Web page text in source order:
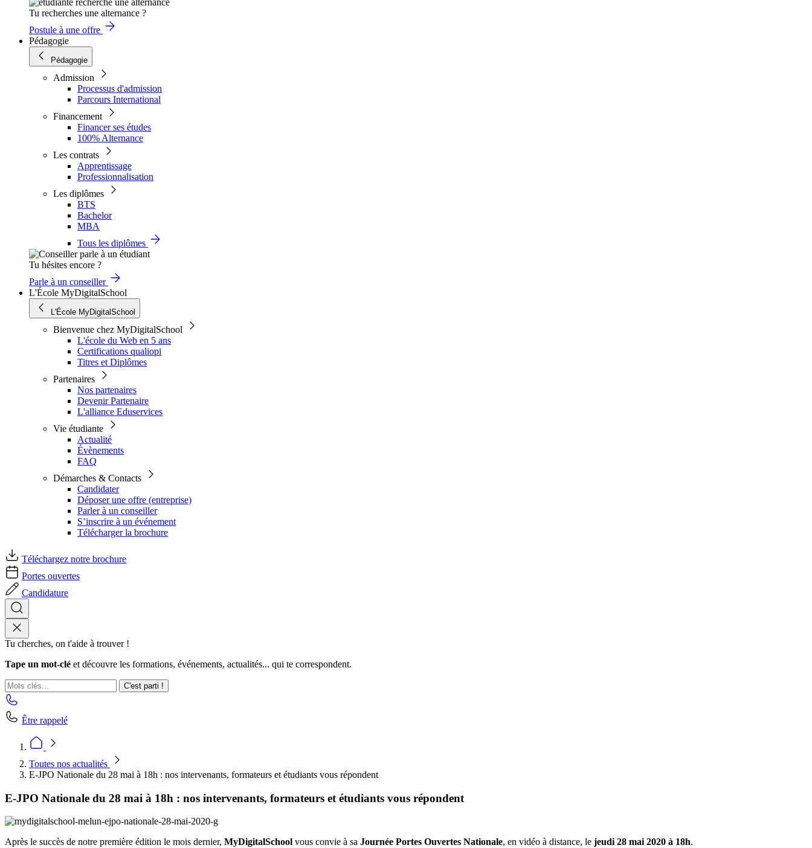
Tu recherches une alternance ?
Postule à une offre
Pédagogie
Pédagogie
Admission
Processus d'admission
Parcours International
Financement
Financer ses études
100% Alternance
Les contrats
Apprentissage
Professionnalisation
Les diplômes
BTS
Bachelor
MBA
Tous les diplômes
Tu hésites encore ?
Parle à un conseiller
L'École MyDigitalSchool
L'École MyDigitalSchool
Bienvenue chez MyDigitalSchool
L'école du Web en 5 ans
Certifications qualiopi
Titres et Diplômes
Partenaires
Nos partenaires
Devenir Partenaire
L'alliance Eduservices
Vie étudiante
Actualité
Évènements
FAQ
Démarches & Contacts
Candidater
Déposer une offre (entreprise)
Parler à un conseiller
S’inscrire à un événement
Télécharger la brochure
Téléchargez notre brochure
Portes ouvertes
Candidature
Tu cherches, on t'aide à trouver !
Tape un mot-clé et découvre les formations, événements, actualités... qui te correspondent.
C'est parti !
Être rappelé
Toutes nos actualités
E-JPO Nationale du 28 mai à 18h : nos intervenants, formateurs et étudiants vous répondent
E-JPO Nationale du 28 mai à 18h : nos intervenants, formateurs et étudiants vous répondent
Après le succès de notre première édition le mois dernier, MyDigitalSchool vous convie à sa Journée Portes Ouvertes Nationale, en vidéo à distance, le jeudi 28 mai 2020 à 18h.